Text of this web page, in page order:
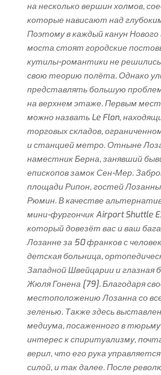
на несколько вершин холмов,
которые нависают над
Поэтому в каждый канун Нового
моста стоят городские
кутилы-романтики не решились
свою теорию полёта. Однако
представлять большую
на верхнем этаже. Первым
можно назвать Le Flon,
торговых складов,
и станцией метро. Отныне
наместник Берна, занявший
епископов замок Сен-Мер.
площади Рипон, гостей
Рюмин. В качестве
мини-фургончик Airport Shuttle
который довезёт вас и ваш
Лозанне за 50 франков с
детская больница,
Западной Швейцарии и глазная
Жюля Гонена [79]. Благодаря
местоположению Лозанна со
зеленью. Также здесь
медиума, посаженного в тюрьму
интерес к спиритуализму,
верил, что его рука
силой, и так далее. После